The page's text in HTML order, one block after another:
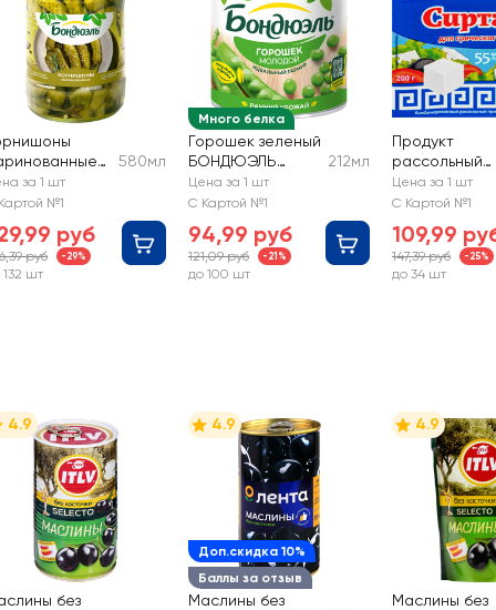
580мл
за 1 шт
№1
руб
руб -29%
132 шт
Много белка
Горошек зеленый
БОНДЮЭЛЬ
молодой
212мл
Цена за 1 шт
С Картой №1
94,99 руб
121,09 руб -21%
до 100 шт
Продукт
рассольный
СИРТАКИ
салата 55%
Цена за 1 шт
С Картой №1
109,99
147,39 руб -25%
до 34 шт
4.9
без
Доп.скидка 10%
Баллы за отзыв
4.9
Маслины без
4.9
Маслины без